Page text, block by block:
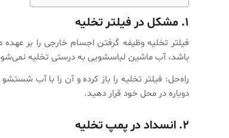
۱. مشکل در فیلتر تخلیه
فیلتر تخلیه وظیفه گرفتن اجسام خارجی را بر
باشد، آب ماشین لباسشویی به درستی تخلیه
راه‌حل: فیلتر تخلیه را باز کرده و آن را با آب
دوباره در محل خود قرار دهید.
۲. انسداد در پمپ تخلیه